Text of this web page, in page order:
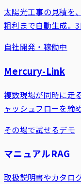
太陽光工事の見積を
粗利まで自動生成。
自社開発・稼働中
Mercury-Link
複数現場が同時に走
ャッシュフローを締
その場で試せるデモ
マニュアルRAG
取扱説明書やカタロ